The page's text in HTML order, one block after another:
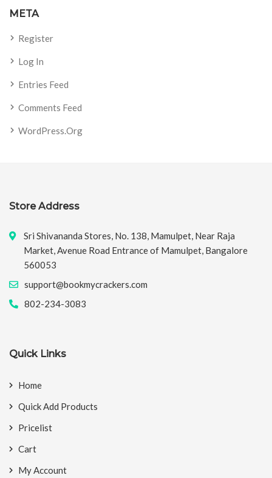
META
Register
Log In
Entries Feed
Comments Feed
WordPress.org
Store Address
Sri Shivananda Stores, No. 138, Mamulpet, Near Raja
Market, Avenue Road Entrance of Mamulpet, Bangalore
560053
support@bookmycrackers.com
802-234-3083
Quick Links
Home
Quick Add Products
Pricelist
Cart
My Account